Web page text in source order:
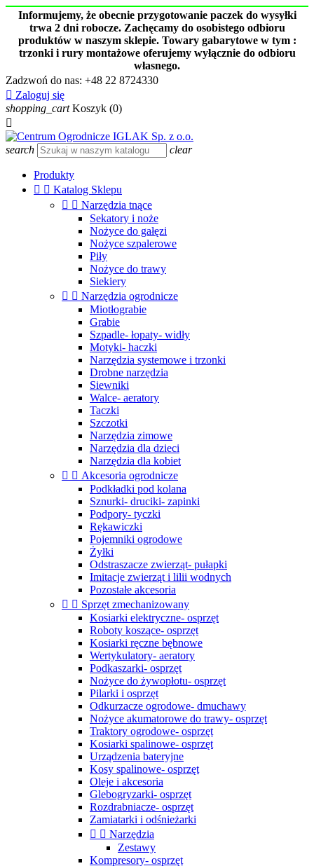
Informujemy, że obecnie przygotowanie paczek do wysyłki
trwa 2 dni robocze. Zachęcamy do osobistego odbioru
produktów w naszym sklepie. Towary gabarytowe w tym :
trzonki i rury montażowe oferujemy wyłącznie do odbioru
własnego.
Zadzwoń do nas: +48 22 8724330
 Zaloguj się
shopping_cart Koszyk (0)

search clear
Produkty
  Katalog Sklepu
  Narzędzia tnące
Sekatory i noże
Nożyce do gałęzi
Nożyce szpalerowe
Piły
Nożyce do trawy
Siekiery
  Narzędzia ogrodnicze
Miotłograbie
Grabie
Szpadle- łopaty- widły
Motyki- haczki
Narzędzia systemowe i trzonki
Drobne narzędzia
Siewniki
Walce- aeratory
Taczki
Szczotki
Narzędzia zimowe
Narzędzia dla dzieci
Narzędzia dla kobiet
  Akcesoria ogrodnicze
Podkładki pod kolana
Sznurki- druciki- zapinki
Podpory- tyczki
Rękawiczki
Pojemniki ogrodowe
Żyłki
Odstraszacze zwierząt- pułapki
Imitacje zwierząt i lilii wodnych
Pozostałe akcesoria
  Sprzęt zmechanizowany
Kosiarki elektryczne- osprzęt
Roboty koszące- osprzęt
Kosiarki ręczne bębnowe
Wertykulatory- aeratory
Podkaszarki- osprzęt
Nożyce do żywopłotu- osprzęt
Pilarki i osprzęt
Odkurzacze ogrodowe- dmuchawy
Nożyce akumatorowe do trawy- osprzęt
Traktory ogrodowe- osprzęt
Kosiarki spalinowe- osprzęt
Urządzenia bateryjne
Kosy spalinowe- osprzęt
Oleje i akcesoria
Glebogryzarki- osprzęt
Rozdrabniacze- osprzęt
Zamiatarki i odśnieżarki
  Narzędzia
Zestawy
Kompresory- osprzęt